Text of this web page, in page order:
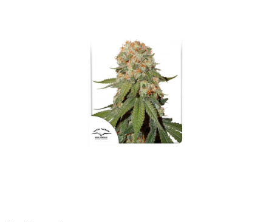
50% ZĽAVA NA SEMENÁ
Platba a dodanie
Podmienky ochrany osobných údajov
Obchodné podmienky
Veľkoobchod